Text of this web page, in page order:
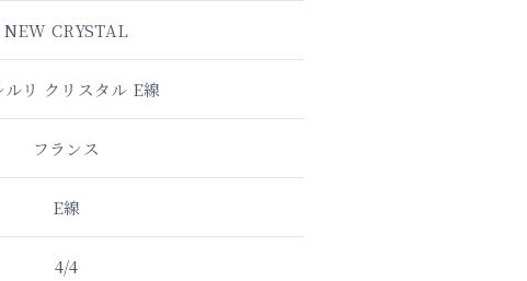
NEW CRYSTAL
ルリ クリスタル E線
フランス
E線
4/4